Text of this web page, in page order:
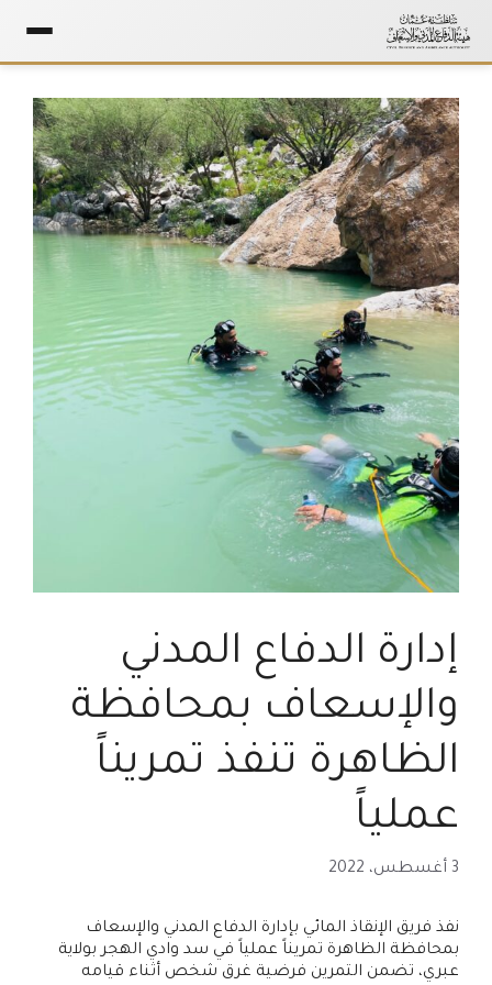
content
إدارة الدفاع المدني
والإسعاف بمحافظة
الظاهرة تنفذ تمريناً
عملياً
3 أغسطس، 2022
نفذ فريق الإنقاذ المائي بإدارة الدفاع المدني والإسعاف
بمحافظة الظاهرة تمريناً عملياً في سد وادي الهجر بولاية
عبري، تضمن التمرين فرضية غرق شخص أثناء قيامه